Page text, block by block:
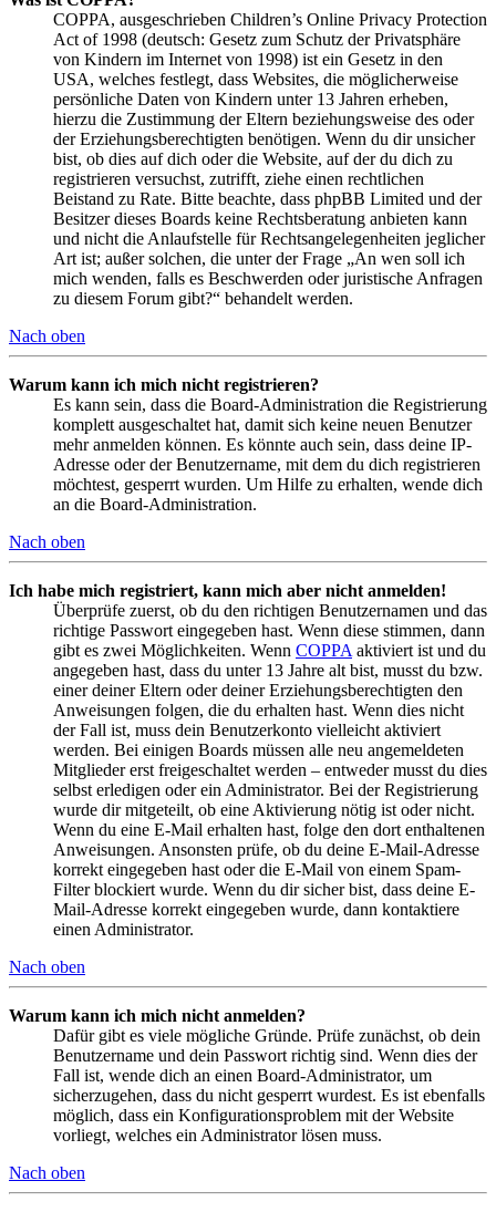
COPPA, ausgeschrieben Children’s Online Privacy Protection
Act of 1998 (deutsch: Gesetz zum Schutz der Privatsphäre
von Kindern im Internet von 1998) ist ein Gesetz in den
USA, welches festlegt, dass Websites, die möglicherweise
persönliche Daten von Kindern unter 13 Jahren erheben,
hierzu die Zustimmung der Eltern beziehungsweise des oder
der Erziehungsberechtigten benötigen. Wenn du dir unsicher
bist, ob dies auf dich oder die Website, auf der du dich zu
registrieren versuchst, zutrifft, ziehe einen rechtlichen
Beistand zu Rate. Bitte beachte, dass phpBB Limited und der
Besitzer dieses Boards keine Rechtsberatung anbieten kann
und nicht die Anlaufstelle für Rechtsangelegenheiten jeglicher
Art ist; außer solchen, die unter der Frage „An wen soll ich
mich wenden, falls es Beschwerden oder juristische Anfragen
zu diesem Forum gibt?“ behandelt werden.
Nach oben
Warum kann ich mich nicht registrieren?
Es kann sein, dass die Board-Administration die Registrierung
komplett ausgeschaltet hat, damit sich keine neuen Benutzer
mehr anmelden können. Es könnte auch sein, dass deine IP-
Adresse oder der Benutzername, mit dem du dich registrieren
möchtest, gesperrt wurden. Um Hilfe zu erhalten, wende dich
an die Board-Administration.
Nach oben
Ich habe mich registriert, kann mich aber nicht anmelden!
Überprüfe zuerst, ob du den richtigen Benutzernamen und das
richtige Passwort eingegeben hast. Wenn diese stimmen, dann
gibt es zwei Möglichkeiten. Wenn COPPA aktiviert ist und du
angegeben hast, dass du unter 13 Jahre alt bist, musst du bzw.
einer deiner Eltern oder deiner Erziehungsberechtigten den
Anweisungen folgen, die du erhalten hast. Wenn dies nicht
der Fall ist, muss dein Benutzerkonto vielleicht aktiviert
werden. Bei einigen Boards müssen alle neu angemeldeten
Mitglieder erst freigeschaltet werden – entweder musst du dies
selbst erledigen oder ein Administrator. Bei der Registrierung
wurde dir mitgeteilt, ob eine Aktivierung nötig ist oder nicht.
Wenn du eine E-Mail erhalten hast, folge den dort enthaltenen
Anweisungen. Ansonsten prüfe, ob du deine E-Mail-Adresse
korrekt eingegeben hast oder die E-Mail von einem Spam-
Filter blockiert wurde. Wenn du dir sicher bist, dass deine E-
Mail-Adresse korrekt eingegeben wurde, dann kontaktiere
einen Administrator.
Nach oben
Warum kann ich mich nicht anmelden?
Dafür gibt es viele mögliche Gründe. Prüfe zunächst, ob dein
Benutzername und dein Passwort richtig sind. Wenn dies der
Fall ist, wende dich an einen Board-Administrator, um
sicherzugehen, dass du nicht gesperrt wurdest. Es ist ebenfalls
möglich, dass ein Konfigurationsproblem mit der Website
vorliegt, welches ein Administrator lösen muss.
Nach oben